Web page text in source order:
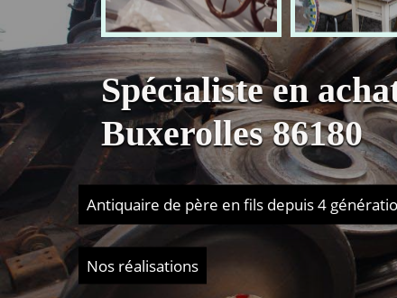
Spécialiste en
Buxerolles 86180
Antiquaire de père en fils depuis 4
Nos réalisations